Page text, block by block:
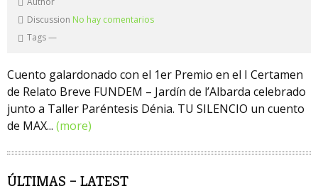
Discussion No hay comentarios
Tags—
Cuento galardonado con el 1er Premio en el I Certamen
de Relato Breve FUNDEM – Jardín de l’Albarda celebrado
junto a Taller Paréntesis Dénia. TU SILENCIO un cuento
de MAX... (more)
ÚLTIMAS – LATEST